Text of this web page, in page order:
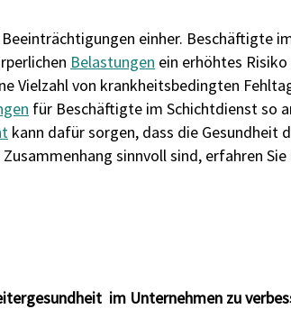
einher. Beschäftigte
Belastungen ein erhöhtes
Vielzahl von krankheitsbedingten
für Beschäftigte im Schichtdienst so
kann dafür sorgen, dass die Gesundheit
sinnvoll sind, erfahren
im Unternehmen zu